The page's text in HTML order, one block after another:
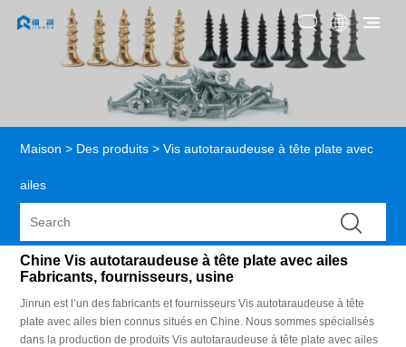
Maison > Des produits > Vis autotaraudeuse à tête plate avec
ailes
Chine Vis autotaraudeuse à tête plate avec ailes
Fabricants, fournisseurs, usine
Jinrun est l’un des fabricants et fournisseurs Vis autotaraudeuse à tête
plate avec ailes bien connus situés en Chine. Nous sommes spécialisés
dans la production de produits Vis autotaraudeuse à tête plate avec ailes